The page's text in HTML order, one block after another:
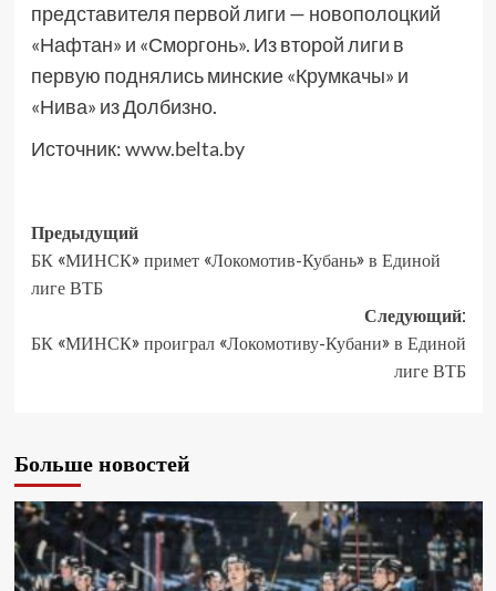
представителя первой лиги — новополоцкий
«Нафтан» и «Сморгонь». Из второй лиги в
первую поднялись минские «Крумкачы» и
«Нива» из Долбизно.
Источник:www.belta.by
Предыдущий
БК «МИНСК» примет «Локомотив-Кубань» в Единой
лиге ВТБ
Следующий:
БК «МИНСК» проиграл «Локомотиву-Кубани» в Единой
лиге ВТБ
Больше новостей